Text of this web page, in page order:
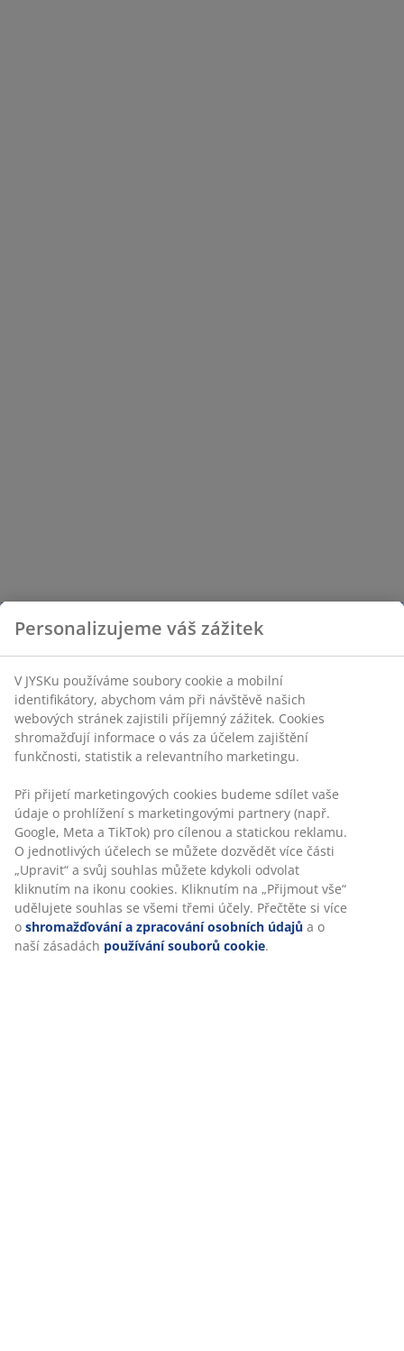
Personalizujeme váš zážitek
V JYSKu používáme soubory cookie a mobilní
identifikátory, abychom vám při návštěvě našich
webových stránek zajistili příjemný zážitek. Cookies
shromažďují informace o vás za účelem zajištění
funkčnosti, statistik a relevantního marketingu.
Při přijetí marketingových cookies budeme sdílet vaše
údaje o prohlížení s marketingovými partnery (např.
Google, Meta a TikTok) pro cílenou a statickou reklamu.
O jednotlivých účelech se můžete dozvědět více části
„Upravit“ a svůj souhlas můžete kdykoli odvolat
kliknutím na ikonu cookies. Kliknutím na „Přijmout vše“
udělujete souhlas se všemi třemi účely. Přečtěte si více
o shromažďování a zpracování osobních údajů a o
naší zásadách používání souborů cookie.